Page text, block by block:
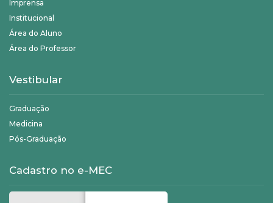
Imprensa
Institucional
Área do Aluno
Área do Professor
Vestibular
Graduação
Medicina
Pós-Graduação
Cadastro no e-MEC